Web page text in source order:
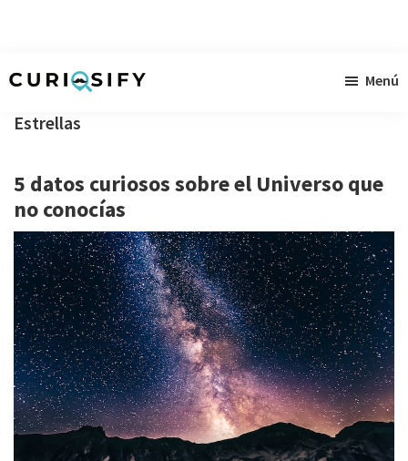
contenido
lateral
primaria
pie
página
raudales
Menú
Estrellas
5 datos curiosos sobre el Universo que
no conocías